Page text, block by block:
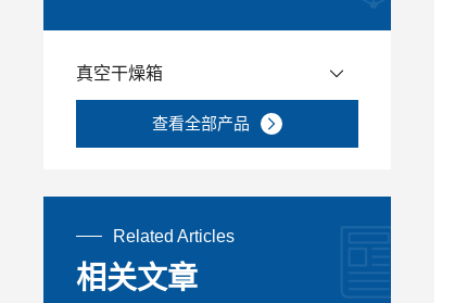
真空干燥箱
查看全部产品
Related Articles
相关文章